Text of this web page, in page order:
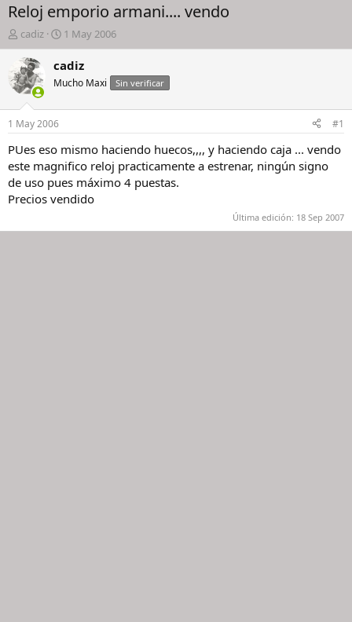
Reloj emporio armani.... vendo
I
n
i
c
i
a
d
o
r
d
e
l
h
l
cadiz
F
e
c
a
i
n
c
i
o
1 May 2006
cadiz
Mucho Maxi Sin verificar
1 May 2006 #1
PUes eso mismo haciendo huecos,,,, y haciendo caja ... vendo
este magnifico reloj practicamente a estrenar, ningún signo
de uso pues máximo 4 puestas.
Precios vendido
Última edición: 18 Sep 2007